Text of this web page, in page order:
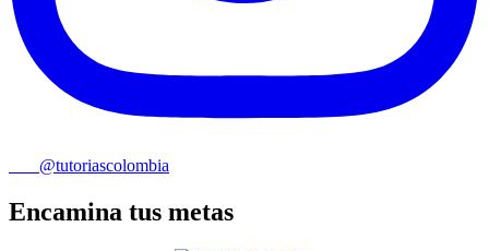
@tutoriascolombia
Encamina tus metas